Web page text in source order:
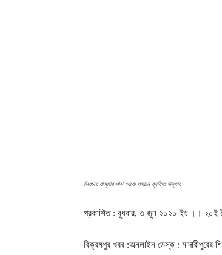
শিবচরে রাস্তার পাশ থেকে অজ্ঞান ব্যক্তি উদ্ধার
প্রকাশিত : বুধবার, ৩ জুন ২০২০ ইং ।। ২০ই
বিক্রমপুর খবর :অনলাইন ডেস্ক : মাদারীপুরের